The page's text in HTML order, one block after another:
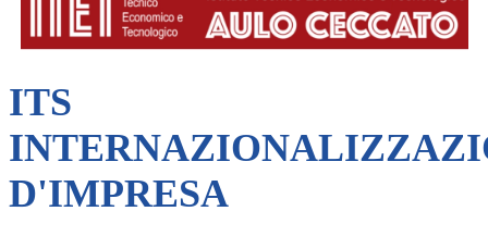
ITS
D'IMPRESA